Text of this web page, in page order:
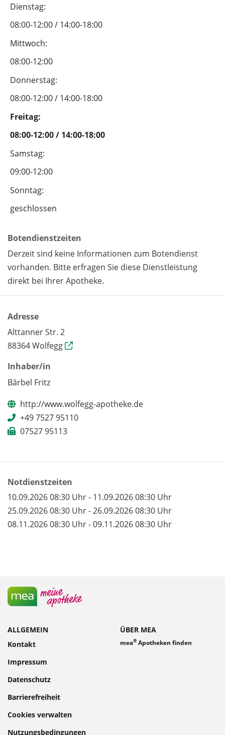
Dienstag:
08:00-12:00 / 14:00-18:00
Mittwoch:
08:00-12:00
Donnerstag:
08:00-12:00 / 14:00-18:00
Freitag:
08:00-12:00 / 14:00-18:00
Samstag:
09:00-12:00
Sonntag:
geschlossen
Botendienstzeiten
Derzeit sind keine Informationen zum Botendienst
vorhanden. Bitte erfragen Sie diese Dienstleistung
direkt bei Ihrer Apotheke.
Adresse
Alttanner Str. 2
88364 Wolfegg
Inhaber/in
Bärbel Fritz
http://www.wolfegg-apotheke.de
+49 7527 95110
07527 95113
Notdienstzeiten
10.09.2026 08:30 Uhr - 11.09.2026 08:30 Uhr
25.09.2026 08:30 Uhr - 26.09.2026 08:30 Uhr
08.11.2026 08:30 Uhr - 09.11.2026 08:30 Uhr
ALLGEMEIN
Kontakt
Impressum
Datenschutz
Barrierefreiheit
Cookies verwalten
Nutzungsbedingungen
ÜBER MEA
mea® Apotheken finden